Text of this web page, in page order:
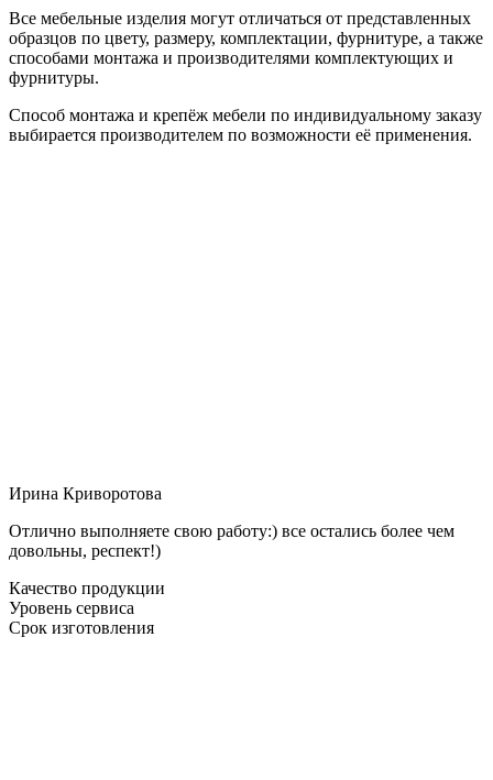
Все мебельные изделия могут отличаться от представленных
образцов по цвету, размеру, комплектации, фурнитуре, а также
способами монтажа и производителями комплектующих и
фурнитуры.
Способ монтажа и крепёж мебели по индивидуальному заказу
выбирается производителем по возможности её применения.
Ирина Криворотова
Отлично выполняете свою работу:) все остались более чем
довольны, респект!)
Качество продукции
Уровень сервиса
Срок изготовления